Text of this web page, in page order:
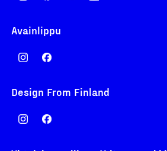
Avainlippu
Design From Finland